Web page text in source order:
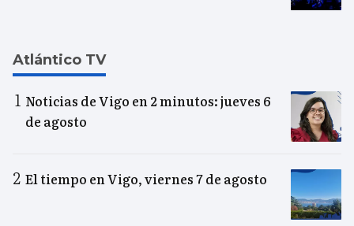
Atlántico TV
Noticias de Vigo en 2 minutos: jueves 6
de agosto
El tiempo en Vigo, viernes 7 de agosto